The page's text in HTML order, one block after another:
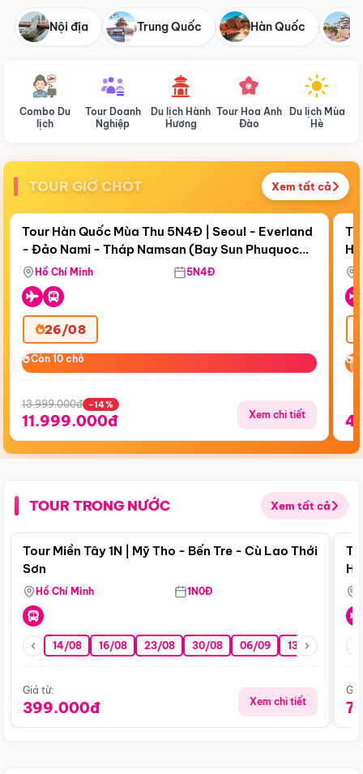
Nội địa Trung Quốc Hàn Quốc
Combo Du
lịch
Tour Doanh
Nghiệp
Du lịch Hành
Hương
Tour Hoa Anh
Đào
Du lịch Mùa
Hè
TOUR GIỜ CHÓT Xem tất cả
Còn19 ngày 01:20:54
Điểm nổi bật
Tour Hàn Quốc Mùa Thu 5N4Đ | Seoul - Everland
- Đảo Nami - Tháp Namsan (Bay Sun Phuquoc
Airways)
Hồ Chí Minh 5N4Đ
26/08
Còn 10 chỗ
Còn 10 chỗ
13.999.000đ -14%
11.999.000đ Xem chi tiết
TOUR TRONG NƯỚC Xem tất cả
Điểm nổi bật
Tour Miền Tây 1N | Mỹ Tho - Bến Tre - Cù Lao Thới
Sơn
Hồ Chí Minh 1N0Đ
14/08 16/08 23/08 30/08 06/09 13/09 20/09
Giá từ:
399.000đ Xem chi tiết